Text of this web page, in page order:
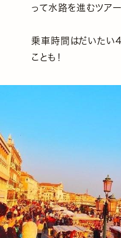
って水路を進むツアー
乗車時間はだいたい
ことも！